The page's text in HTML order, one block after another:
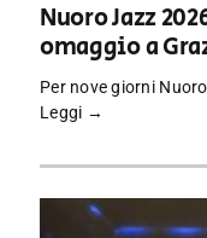
Nuoro Jazz
omaggio a
Per nove giorni
Leggi →